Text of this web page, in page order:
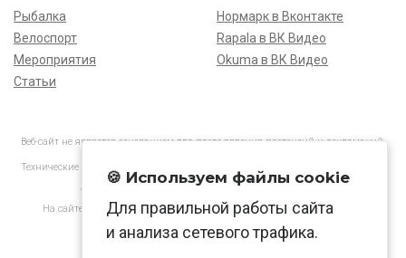
Рыбалка
Велоспорт
Мероприятия
Статьи
Нормарк в Вконтакте
Rapala в ВК Видео
Okuma в ВК Видео
Веб-сайт не является основанием для предъявления претензий и рекламаций,
Технические характеристики товаров могут отличаться от указанных на сайте.
АО «Нормарк» ИНН 7728172512 ОГРН 1037739603505
На сайте применяютсярекомендательные технологиив соответствии
🍪 Используем файлы cookie
Для правильной работы сайта
и анализа сетевого трафика.